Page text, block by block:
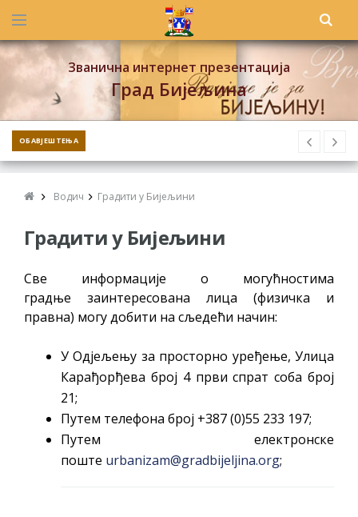
Званична интернет презентација
Град Бијељина
ОБАВЈЕШТЕЊА
Водич Градити у Бијељини
Градити у Бијељини
Све информације о могућностима
градње заинтересована лица (физичка и
правна) могу добити на сљедећи начин:
У Одјељењу за просторно уређење, Улица
Карађорђева број 4 први спрат соба број
21;
Путем телефона број +387 (0)55 233 197;
Путем електронске
поште urbanizam@gradbijeljina.org;